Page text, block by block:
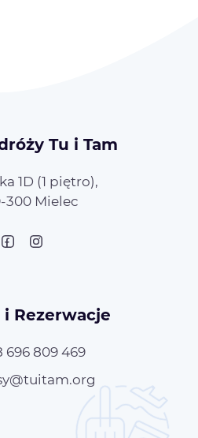
Tu i Tam
1D (1 piętro),
300 Mielec
Rezerwacje
696 809 469